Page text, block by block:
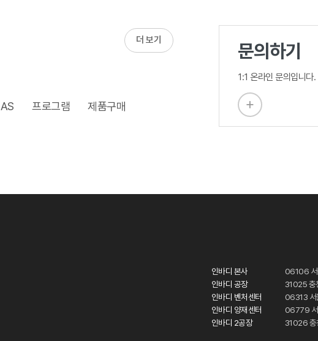
AS 프로그램 제품구매
더 보기 문의하기
1:1 온라인 문의입니다.
인바디 본사
06106 서
인바디 공장
31025 충
인바디 벤처센터
06313 서
인바디 양재센터
06779 서
인바디 2공장
31026 충